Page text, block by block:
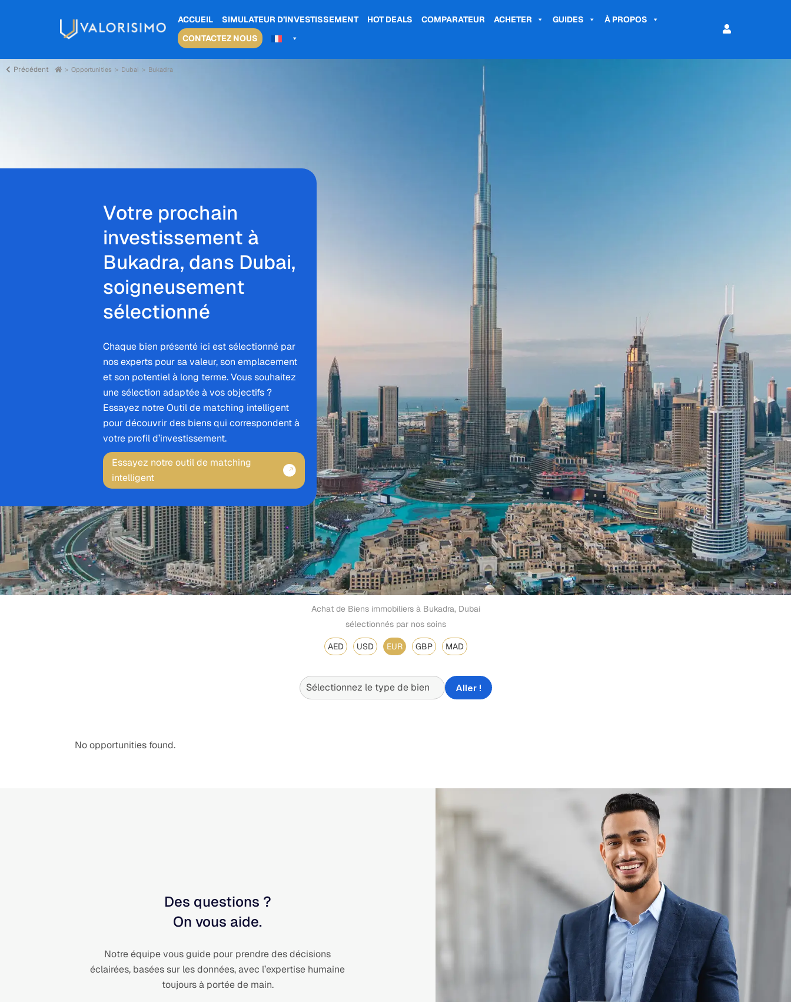
ACCUEIL SIMULATEUR D’INVESTISSEMENT HOT DEALS COMPARATEUR ACHETER GUIDES
À PROPOS
CONTACTEZ NOUS
Précédent Opportunities Dubai Bukadra
Votre prochain
investissement à
Bukadra, dans Dubai,
soigneusement
sélectionné
Chaque bien présenté ici est sélectionné par
nos experts pour sa valeur, son emplacement
et son potentiel à long terme. Vous souhaitez
une sélection adaptée à vos objectifs ?
Essayez notre Outil de matching intelligent
pour découvrir des biens qui correspondent à
votre profil d’investissement.
Essayez notre outil de matching
intelligent
Achat de Biens immobiliers à Bukadra, Dubai
sélectionnés par nos soins
AED USD EUR GBP MAD
Aller !
No opportunities found.
Des questions ?
On vous aide.
Notre équipe vous guide pour prendre des décisions
éclairées, basées sur les données, avec l’expertise humaine
toujours à portée de main.